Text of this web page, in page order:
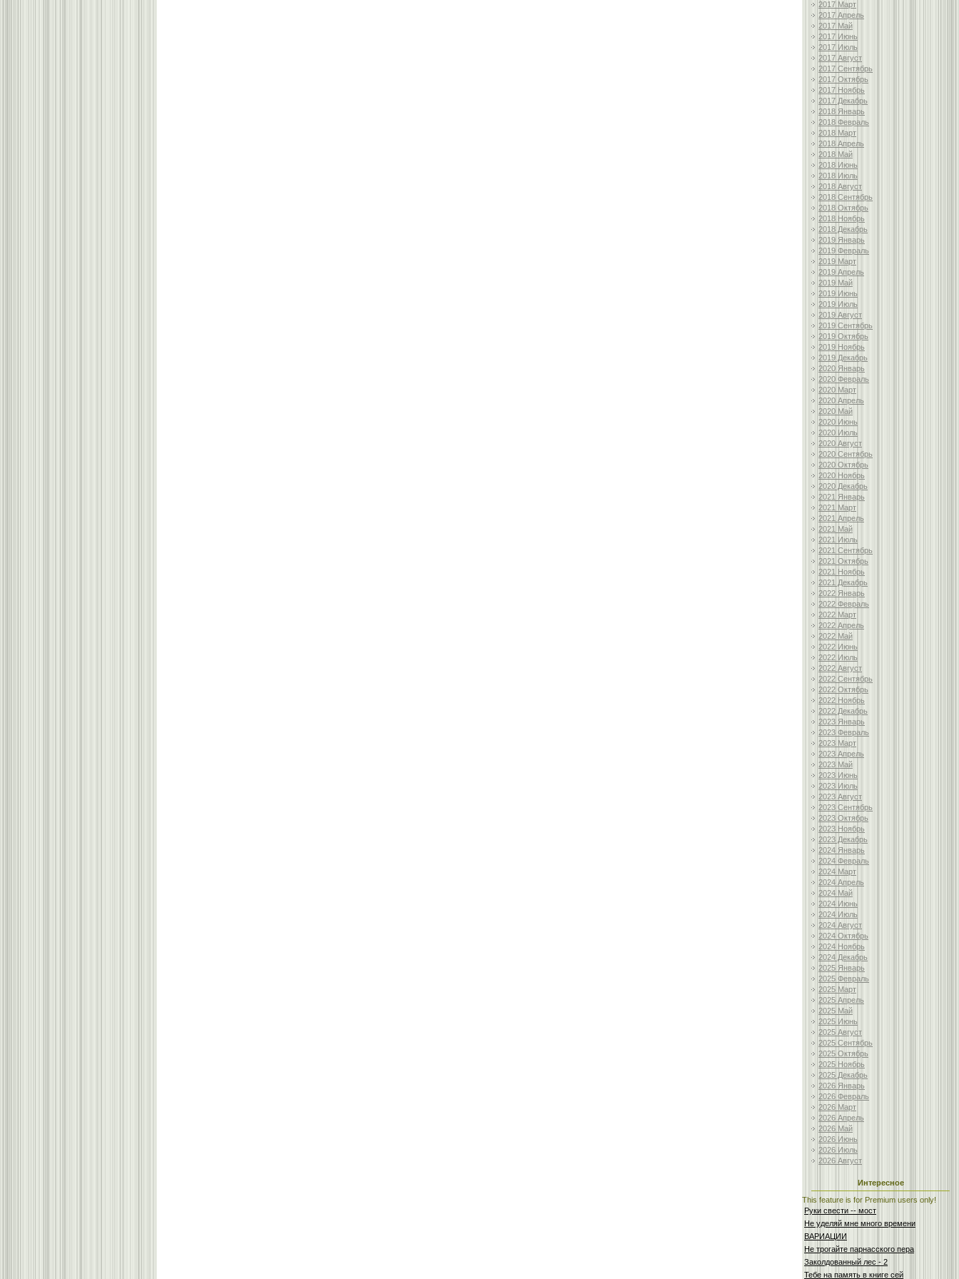
2017 Март
2017 Апрель
2017 Май
2017 Июнь
2017 Июль
2017 Август
2017 Сентябрь
2017 Октябрь
2017 Ноябрь
2017 Декабрь
2018 Январь
2018 Февраль
2018 Март
2018 Апрель
2018 Май
2018 Июнь
2018 Июль
2018 Август
2018 Сентябрь
2018 Октябрь
2018 Ноябрь
2018 Декабрь
2019 Январь
2019 Февраль
2019 Март
2019 Апрель
2019 Май
2019 Июнь
2019 Июль
2019 Август
2019 Сентябрь
2019 Октябрь
2019 Ноябрь
2019 Декабрь
2020 Январь
2020 Февраль
2020 Март
2020 Апрель
2020 Май
2020 Июнь
2020 Июль
2020 Август
2020 Сентябрь
2020 Октябрь
2020 Ноябрь
2020 Декабрь
2021 Январь
2021 Март
2021 Апрель
2021 Май
2021 Июль
2021 Сентябрь
2021 Октябрь
2021 Ноябрь
2021 Декабрь
2022 Январь
2022 Февраль
2022 Март
2022 Апрель
2022 Май
2022 Июнь
2022 Июль
2022 Август
2022 Сентябрь
2022 Октябрь
2022 Ноябрь
2022 Декабрь
2023 Январь
2023 Февраль
2023 Март
2023 Апрель
2023 Май
2023 Июнь
2023 Июль
2023 Август
2023 Сентябрь
2023 Октябрь
2023 Ноябрь
2023 Декабрь
2024 Январь
2024 Февраль
2024 Март
2024 Апрель
2024 Май
2024 Июнь
2024 Июль
2024 Август
2024 Октябрь
2024 Ноябрь
2024 Декабрь
2025 Январь
2025 Февраль
2025 Март
2025 Апрель
2025 Май
2025 Июнь
2025 Август
2025 Сентябрь
2025 Октябрь
2025 Ноябрь
2025 Декабрь
2026 Январь
2026 Февраль
2026 Март
2026 Апрель
2026 Май
2026 Июнь
2026 Июль
2026 Август
Интересное
This feature is for Premium users only!
Руки свести -- мост
Не уделяй мне много времени
ВАРИАЦИИ
Не трогайте парнасского пера
Заколдованный лес - 2
Тебе на память в книге сей